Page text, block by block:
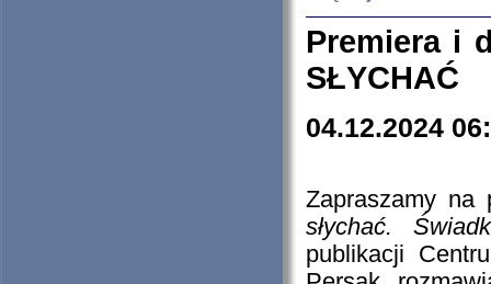
Premiera i
SŁYCHAĆ
04.12.2024
Zapraszamy
słychać.
publikacji